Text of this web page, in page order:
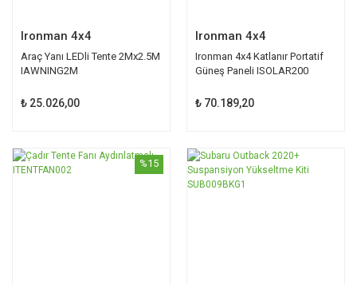
Ironman 4x4
Araç Yanı LEDli Tente 2Mx2.5M
IAWNING2M
₺ 25.026,00
Ironman 4x4
Ironman 4x4 Katlanır Portatif
Güneş Paneli ISOLAR200
₺ 70.189,20
%15